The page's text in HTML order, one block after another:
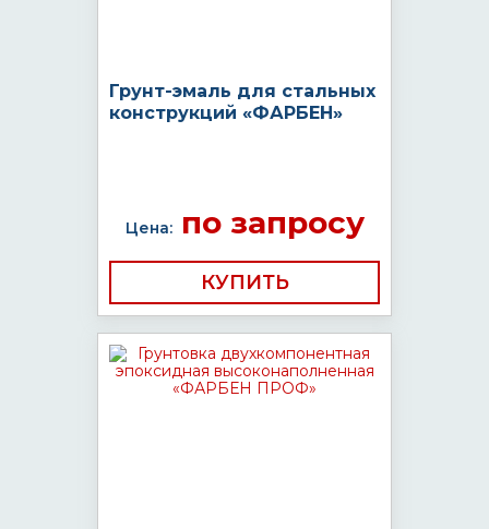
Грунт-эмаль для стальных
конструкций «ФАРБЕН»
Цена:по запросу
КУПИТЬ